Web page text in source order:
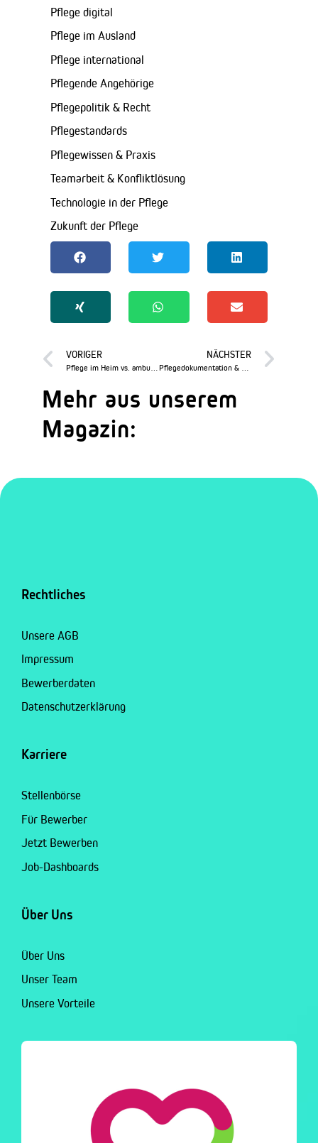
Pflege digital
Pflege im Ausland
Pflege international
Pflegende Angehörige
Pflegepolitik & Recht
Pflegestandards
Pflegewissen & Praxis
Teamarbeit & Konfliktlösung
Technologie in der Pflege
Zukunft der Pflege
VORIGER NÄCHSTER
Mehr aus unserem
Magazin:
Rechtliches
Unsere AGB
Impressum
Bewerberdaten
Datenschutzerklärung
Karriere
Stellenbörse
Für Bewerber
Jetzt Bewerben
Job-Dashboards
Über Uns
Über Uns
Unser Team
Unsere Vorteile